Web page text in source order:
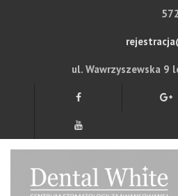
ul. Wawrzyszewska 9